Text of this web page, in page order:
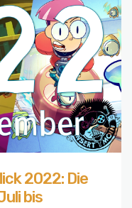
2022: Die
bis